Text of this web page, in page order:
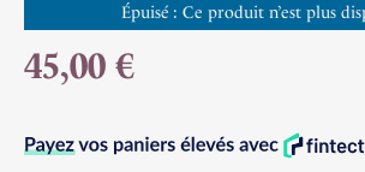
Épuisé : Ce produit n’est plus
45,00 €